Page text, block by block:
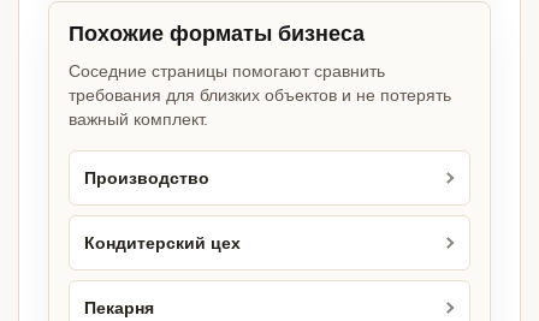
Похожие форматы бизнеса
Соседние страницы помогают сравнить
требования для близких объектов и не потерять
важный комплект.
Производство
Кондитерский цех
Пекарня